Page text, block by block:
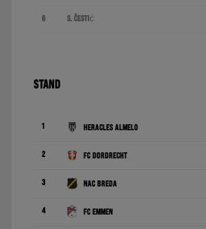
6 S. Čestić
STAND
1 Heracles Almelo
2 FC Dordrecht
3 NAC Breda
4 FC Emmen